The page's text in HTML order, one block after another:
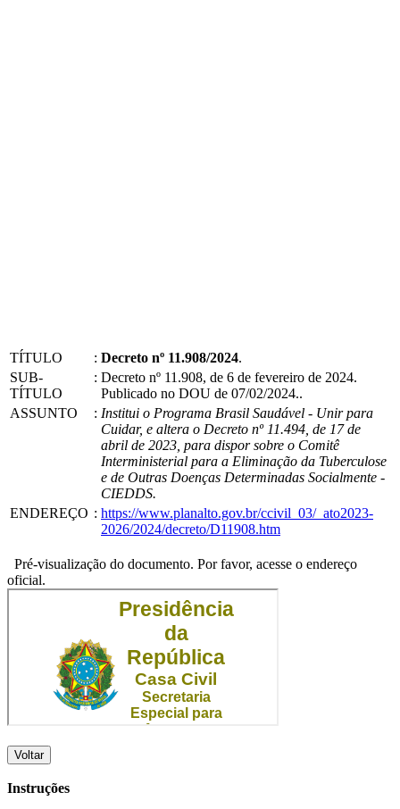
TÍTULO : Decreto nº 11.908/2024.
SUB-
TÍTULO
: Decreto nº 11.908, de 6 de fevereiro de 2024.
Publicado no DOU de 07/02/2024..
ASSUNTO
: Institui o Programa Brasil Saudável - Unir para
Cuidar, e altera o Decreto nº 11.494, de 17 de
abril de 2023, para dispor sobre o Comitê
Interministerial para a Eliminação da Tuberculose
e de Outras Doenças Determinadas Socialmente -
CIEDDS.
ENDEREÇO : https://www.planalto.gov.br/ccivil_03/_ato2023-
2026/2024/decreto/D11908.htm
Pré-visualização do documento. Por favor, acesse o endereço
oficial.
Voltar
Instruções